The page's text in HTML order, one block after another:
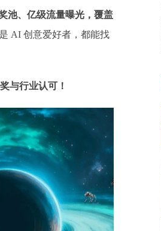
池、亿级流量曝光，覆盖
AI 创意爱好者，都能找
与行业认可！